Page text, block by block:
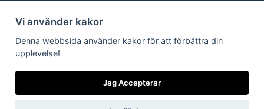
Vi använder kakor
Denna webbsida använder kakor för att förbättra din
upplevelse!
Jag Accepterar